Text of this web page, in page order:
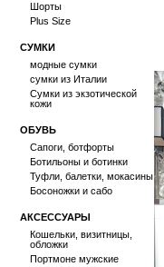
Шорты
Plus Size
СУМКИ
модные сумки
сумки из Италии
Сумки из экзотической
кожи
ОБУВЬ
Сапоги, ботфорты
Ботильоны и ботинки
Туфли, балетки, мокасины
Босоножки и сабо
АКСЕССУАРЫ
Кошельки, визитницы,
обложки
Портмоне мужские